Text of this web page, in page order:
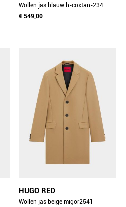
Wollen jas blauw h-coxtan-234
10273687 01 50549193/404
€ 549,00
HUGO RED
Wollen jas beige migor2541